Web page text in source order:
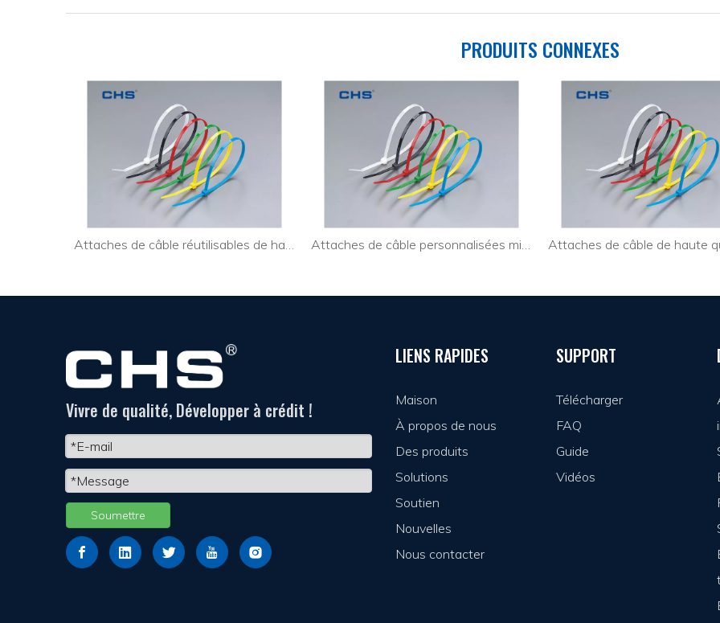
PRODUITS CONNEXES
Attaches de câble réutilisables de haute qualité pour câble PC Attaches de câble personnalisées minces pour l'industrie
Vivre de qualité, Développer à crédit !
Soumettre
LIENS RAPIDES
Maison
À propos de nous
Des produits
Solutions
Soutien
Nouvelles
Nous contacter
SUPPORT
Télécharger
FAQ
Guide
Vidéos